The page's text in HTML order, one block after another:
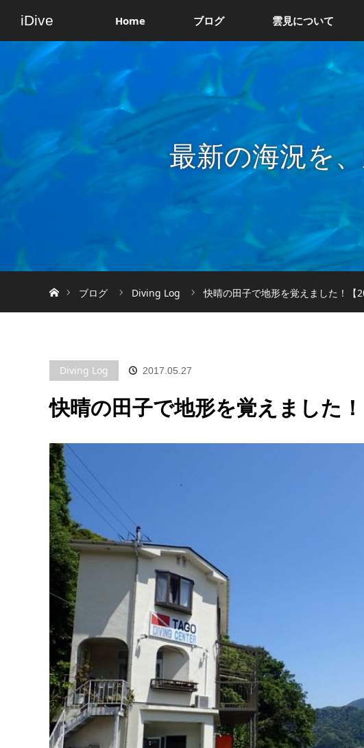
iDive Home ブログ 雲見について
最新の海況を
ブログ
Diving Log 快晴の田子で地形を覚えました！【
Diving Log 2017.05.27
快晴の田子で地形を覚えました！